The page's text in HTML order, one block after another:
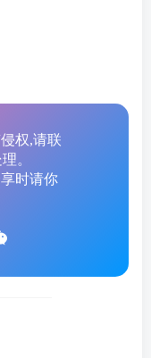
.mp4
权,请联
。
时请你